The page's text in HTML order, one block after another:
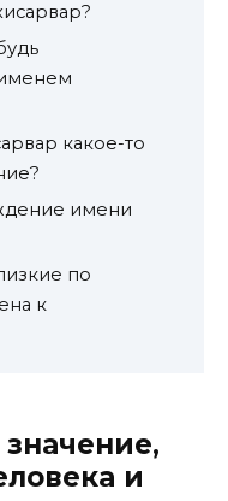
какое-то
имени
по
к
и